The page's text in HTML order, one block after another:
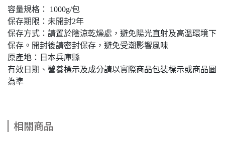
容量規格： 1000g/包
保存期限：未開封2年
保存方式：請置於陰涼乾燥處，避免陽光直射及高溫環境下
保存。開封後請密封保存，避免受潮影響風味
原產地：日本兵庫縣
有效日期、營養標示及成分請以實際商品包裝標示或商品圖
為準
相關商品